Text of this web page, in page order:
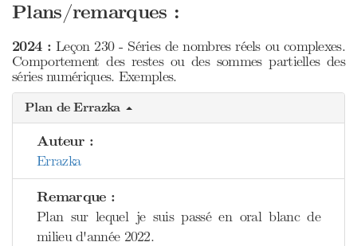
Plans/remarques :
2024 : Leçon 230 - Séries de nombres réels ou complexes.
Comportement des restes ou des sommes partielles des
séries numériques. Exemples.
Plan de Errazka
Auteur :
Errazka
Remarque :
Plan sur lequel je suis passé en oral blanc de
milieu d'année 2022.